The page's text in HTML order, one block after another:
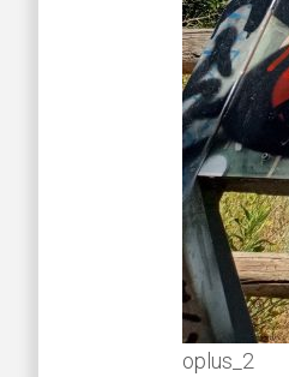
oplus_2